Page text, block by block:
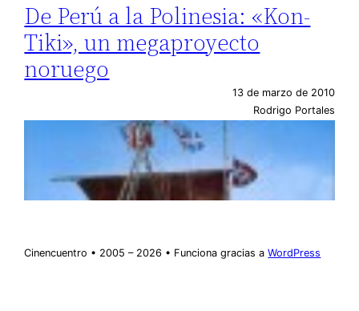
De Perú a la Polinesia: «Kon-
Tiki», un megaproyecto
noruego
13 de marzo de 2010
Rodrigo Portales
Cinencuentro • 2005 – 2026 • Funciona gracias aWordPress